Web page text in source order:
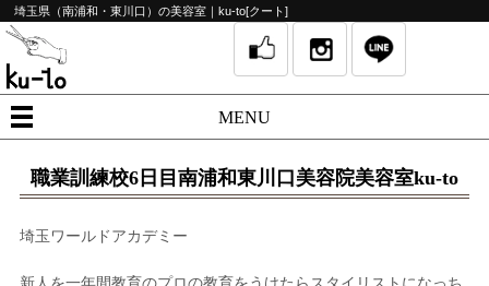
埼玉県（南浦和・東川口）の美容室｜ku-to[クート]
MENU
職業訓練校6日目南浦和東川口美容院美容室ku-to
埼玉ワールドアカデミー
新人を一年間教育のプロの教育をうけたらスタイリストになっち